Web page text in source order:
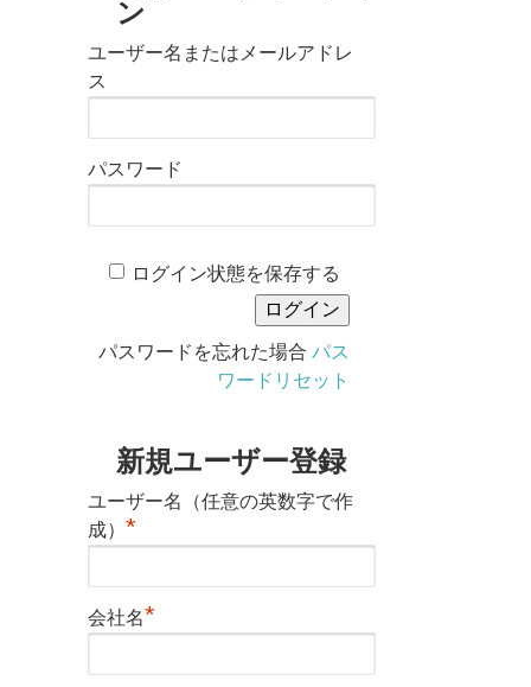
ン
ユーザー名またはメールアドレ
ス
パスワード
ログイン状態を保存する
パスワードを忘れた場合 パス
ワードリセット
新規ユーザー登録
ユーザー名（任意の英数字で作
成） *
会社名*